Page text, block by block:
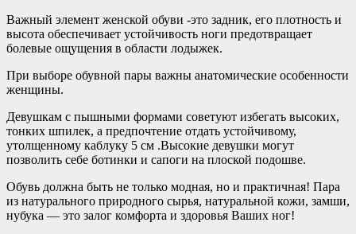
Важный элемент женской обуви -это задник, его плотность и
высота обеспечивает устойчивость ноги предотвращает
болевые ощущения в области лодыжек.
При выборе обувной пары важны анатомические особенности
женщины.
Девушкам с пышными формами советуют избегать высоких,
тонких шпилек, а предпочтение отдать устойчивому,
утолщенному каблуку 5 см .Высокие девушки могут
позволить себе ботинки и сапоги на плоской подошве.
Обувь должна быть не только модная, но и практичная! Пара
из натурального природного сырья, натуральной кожи, замши,
нубука — это залог комфорта и здоровья Ваших ног!